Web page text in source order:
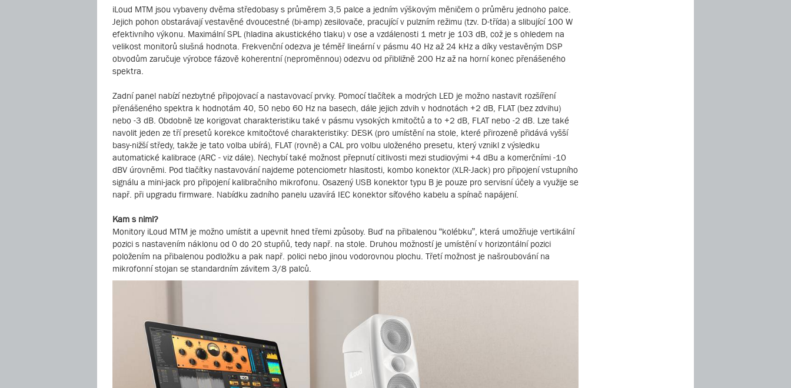
iLoud MTM jsou vybaveny dvěma středobasy s průměrem 3,5 palce a jedním výškovým měničem o průměru jednoho palce.
Jejich pohon obstarávají vestavěné dvoucestné (bi-amp) zesilovače, pracující v pulzním režimu (tzv. D-třída) a slibující 100 W
efektivního výkonu. Maximální SPL (hladina akustického tlaku) v ose a vzdálenosti 1 metr je 103 dB, což je s ohledem na
velikost monitorů slušná hodnota. Frekvenční odezva je téměř lineární v pásmu 40 Hz až 24 kHz a díky vestavěným DSP
obvodům zaručuje výrobce fázově koherentní (neproměnnou) odezvu od přibližně 200 Hz až na horní konec přenášeného
spektra.
Zadní panel nabízí nezbytné připojovací a nastavovací prvky. Pomocí tlačítek a modrých LED je možno nastavit rozšíření
přenášeného spektra k hodnotám 40, 50 nebo 60 Hz na basech, dále jejich zdvih v hodnotách +2 dB, FLAT (bez zdvihu)
nebo -3 dB. Obdobně lze korigovat charakteristiku také v pásmu vysokých kmitočtů a to +2 dB, FLAT nebo -2 dB. Lze také
navolit jeden ze tří presetů korekce kmitočtové charakteristiky: DESK (pro umístění na stole, které přirozeně přidává vyšší
basy-nižší středy, takže je tato volba ubírá), FLAT (rovně) a CAL pro volbu uloženého presetu, který vznikl z výsledku
automatické kalibrace (ARC - viz dále). Nechybí také možnost přepnutí citlivosti mezi studiovými +4 dBu a komerčními -10
dBV úrovněmi. Pod tlačítky nastavování najdeme potenciometr hlasitosti, kombo konektor (XLR-Jack) pro připojení vstupního
signálu a mini-jack pro připojení kalibračního mikrofonu. Osazený USB konektor typu B je pouze pro servisní účely a využije se
např. při upgradu firmware. Nabídku zadního panelu uzavírá IEC konektor síťového kabelu a spínač napájení.
Kam s nimi?
Monitory iLoud MTM je možno umístit a upevnit hned třemi způsoby. Buď na přibalenou “kolébku”, která umožňuje vertikální
pozici s nastavením náklonu od 0 do 20 stupňů, tedy např. na stole. Druhou možností je umístění v horizontální pozici
položením na přibalenou podložku a pak např. polici nebo jinou vodorovnou plochu. Třetí možnost je našroubování na
mikrofonní stojan se standardním závitem 3/8 palců.